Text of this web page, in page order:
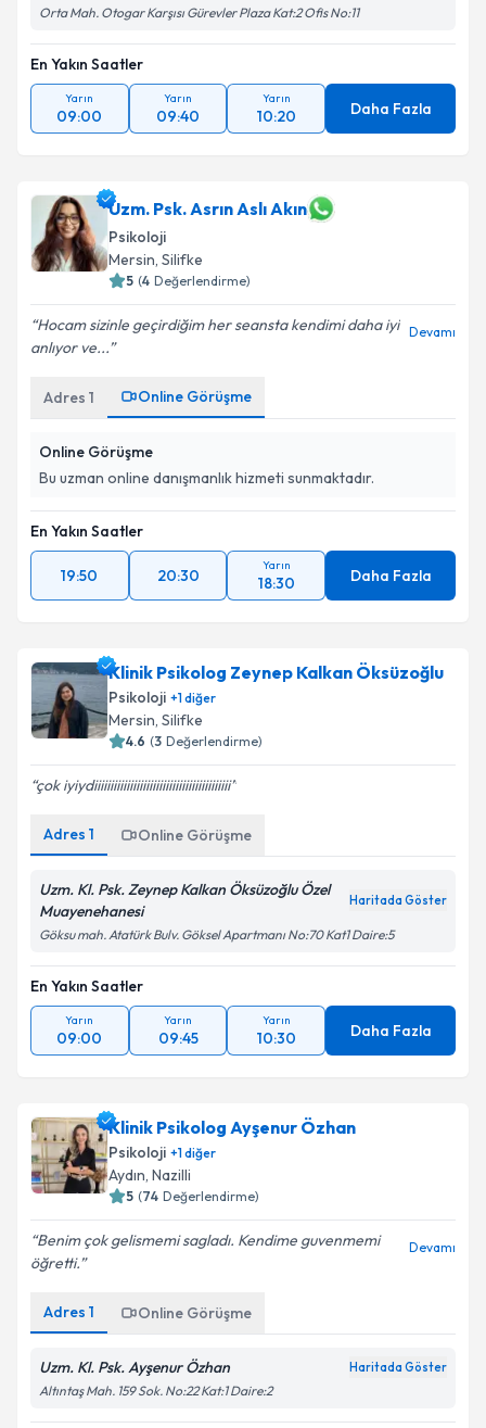
Orta Mah. Otogar Karşısı Gürevler Plaza Kat:2 Ofis No:11
En Yakın Saatler
Yarın
09:00
Yarın
09:40
Yarın
10:20 Daha Fazla
Uzm. Psk. Asrın Aslı Akın
Psikoloji
Mersin, Silifke
5 (4 Değerlendirme)
Hocam sizinle geçirdiğim her seansta kendimi daha iyi
anlıyor ve...
Devamı
Adres 1 Online Görüşme
Online Görüşme
Bu uzman online danışmanlık hizmeti sunmaktadır.
En Yakın Saatler
19:50 20:30
Yarın
18:30 Daha Fazla
Klinik Psikolog Zeynep Kalkan Öksüzoğlu
Psikoloji +1diğer
Mersin, Silifke
4.6 (3 Değerlendirme)
çok iyiydiiiiiiiiiiiiiiiiiiiiiiiiiiiiiiiiiiiiiiiiii
Adres 1 Online Görüşme
Uzm. Kl. Psk. Zeynep Kalkan Öksüzoğlu Özel
Muayenehanesi
Haritada Göster
Göksu mah. Atatürk Bulv. Göksel Apartmanı No:70 Kat1 Daire:5
En Yakın Saatler
Yarın
09:00
Yarın
09:45
Yarın
10:30 Daha Fazla
Klinik Psikolog Ayşenur Özhan
Psikoloji +1diğer
Aydın, Nazilli
5 (74 Değerlendirme)
Benim çok gelismemi sagladı. Kendime guvenmemi
öğretti.
Devamı
Adres 1 Online Görüşme
Uzm. Kl. Psk. Ayşenur Özhan Haritada Göster
Altıntaş Mah. 159 Sok. No:22 Kat:1 Daire:2